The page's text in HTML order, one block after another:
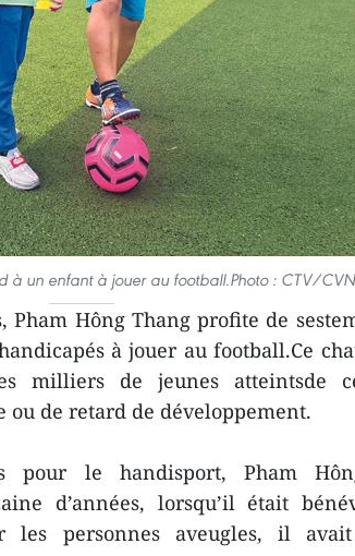
à un enfant à jouer au football.Photo : CTV/CVN
Pham Hông Thang profite de
à jouer au football.Ce
milliers de jeunes atteintsde
ou de retard de développement.
pour le handisport, Pham
d’années, lorsqu’il était
les personnes aveugles, il